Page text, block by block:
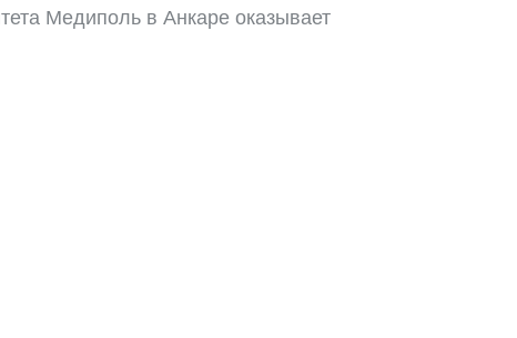
Медиполь в Анкаре оказывает